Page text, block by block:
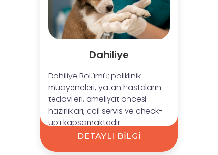
Dahiliye
Dahiliye Bölümü; poliklinik
muayeneleri, yatan hastaların
tedavileri, ameliyat öncesi
hazırlıkları, acil servis ve check-
up’ı kapsamaktadır.
DETAYLI BİLGİ